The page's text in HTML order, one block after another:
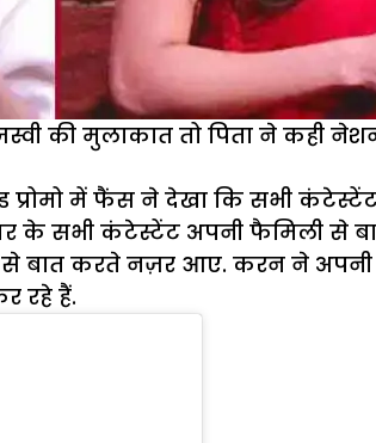
की मुलाकात तो पिता ने कही
प्रोमो में फैंस ने देखा कि सभी
के सभी कंटेस्टेंट अपनी फैमिली से
से बात करते नज़र आए. करन ने
रहे हैं.